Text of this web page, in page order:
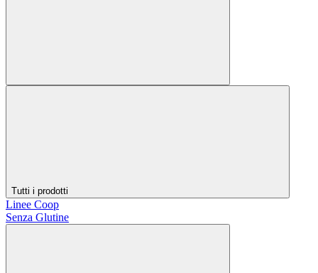
Tutti i prodotti
Linee Coop
Senza Glutine